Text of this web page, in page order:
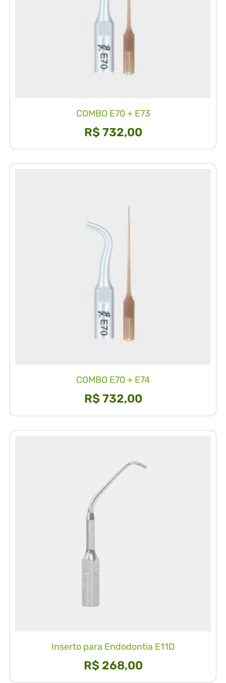
COMBO E70 + E73
R$732,00
COMBO E70 + E74
R$732,00
Inserto para Endodontia E11D
R$268,00